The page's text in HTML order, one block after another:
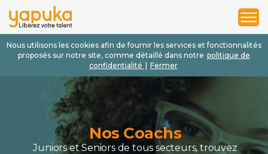
Nous utilisons les cookies afin de fournir les services et fonctionnalités
proposés sur notre site, comme détaillé dans notre politique de
confidentialité
Fermer
1
2
3
Nos Coachs
Juniors et Seniors de tous secteurs, trouvez